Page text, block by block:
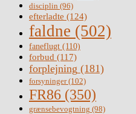
disciplin (96)
efterladte (124)
faldne (502)
faneflugt (110)
forbud (117)
forplejning (181)
forsyninger(102)
FR86 (350)
grænsebevogtning (98)